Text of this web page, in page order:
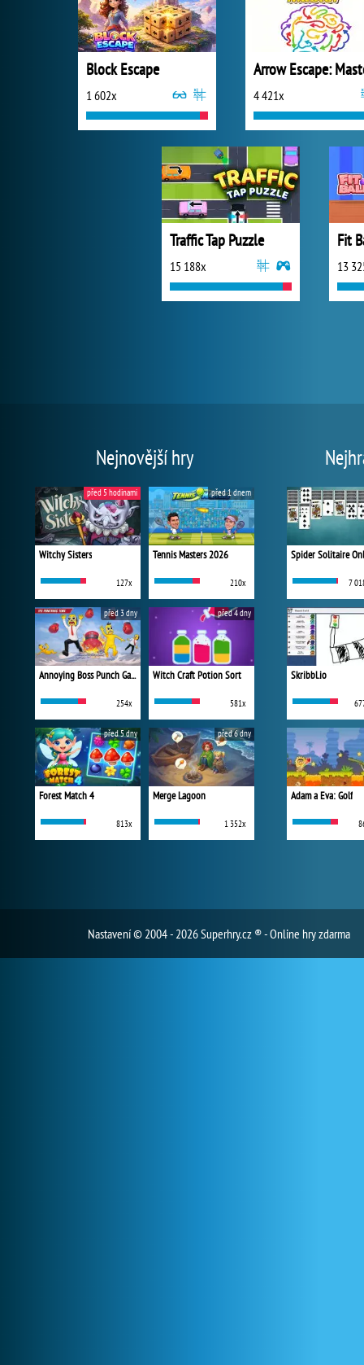
Block Escape
1 602x
Arrow Escape:
4 421x
Traffic Tap Puzzle
15 188x
Fit
13
Nejnovější hry
Witchy Sisters
127x
před 5 hodinami
Tennis Masters 2026
210x
před 1 dnem
Annoying Boss Punch Game
254x
před 3 dny
Witch Craft Potion Sort
581x
před 4 dny
Forest Match 4
813x
před 5 dny
Merge Lagoon
1 352x
před 6 dny
Spider Solitaire
7
Skribbl.io
Adam a Eva: Golf
Nastavení© 2004 - 2026 Superhry.cz ® - Online hry zdarma